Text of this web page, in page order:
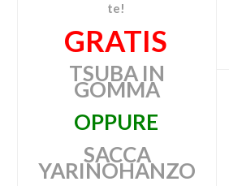
te!
GRATIS
TSUBA IN
GOMMA
OPPURE
SACCA
YARINOHANZO